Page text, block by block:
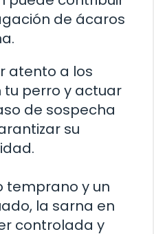
de ácaros
atento a los
tu perro y actuar
de sospecha
su
temprano y un
la sarna en
controlada y